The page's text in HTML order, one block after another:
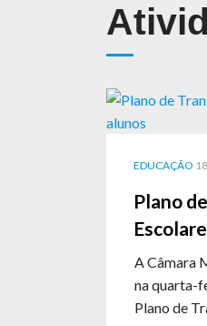
Plano
EDUCAÇÃO
A Câmara
na quarta-
Plano de